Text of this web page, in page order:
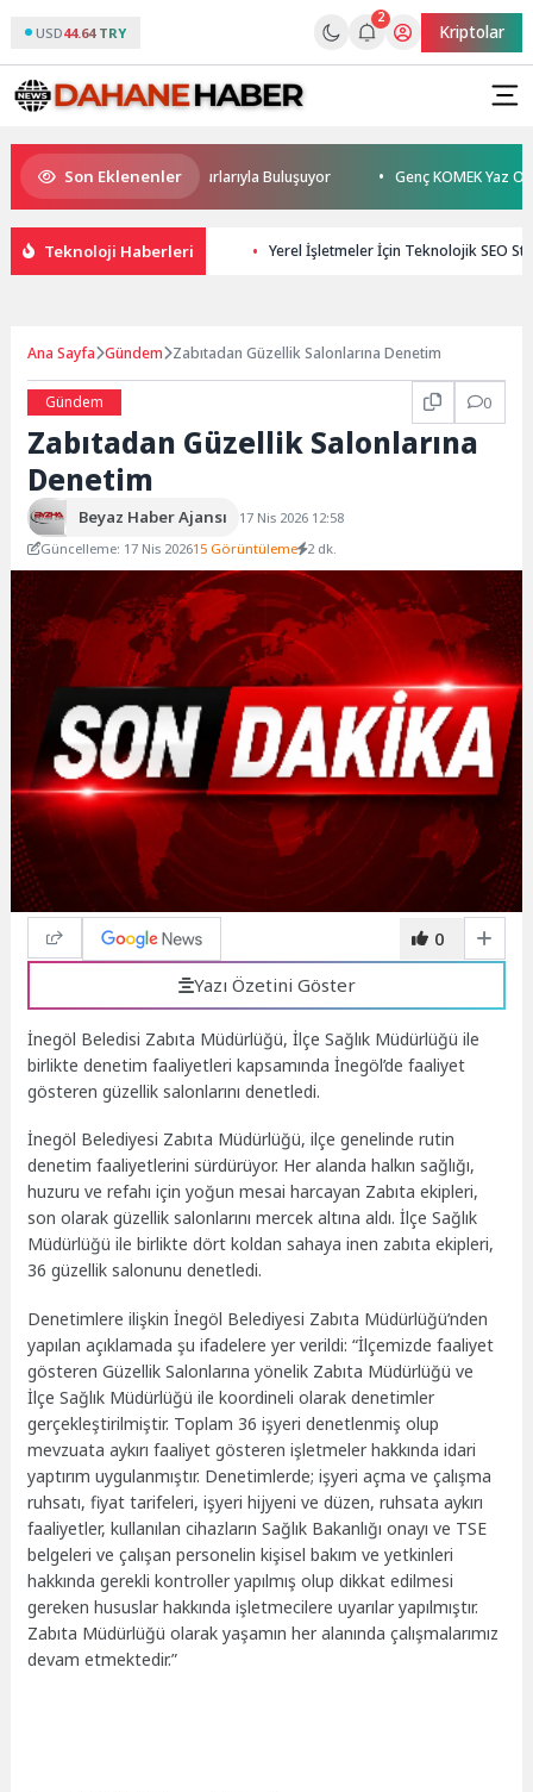
USD44.64 TRY
2
Kriptolar
Son Eklenenler
Sönmez TESAK’ta Okurlarıyla Buluşuyor Genç KOMEK Yaz
Teknoloji Haberleri Yerel İşletmeler İçin Teknolojik SEO
Ana Sayfa Gündem Zabıtadan Güzellik Salonlarına Denetim
Gündem 0
Zabıtadan Güzellik Salonlarına
Denetim
Beyaz Haber Ajansı
17 Nis 2026 12:58
Güncelleme: 17 Nis 202615 Görüntüleme 2 dk.
0
Yazı Özetini Göster
İnegöl Beledisi Zabıta Müdürlüğü, İlçe Sağlık Müdürlüğü ile
birlikte denetim faaliyetleri kapsamında İnegöl’de faaliyet
gösteren güzellik salonlarını denetledi.
İnegöl Belediyesi Zabıta Müdürlüğü, ilçe genelinde rutin
denetim faaliyetlerini sürdürüyor. Her alanda halkın sağlığı,
huzuru ve refahı için yoğun mesai harcayan Zabıta ekipleri,
son olarak güzellik salonlarını mercek altına aldı. İlçe Sağlık
Müdürlüğü ile birlikte dört koldan sahaya inen zabıta ekipleri,
36 güzellik salonunu denetledi.
Denetimlere ilişkin İnegöl Belediyesi Zabıta Müdürlüğü’nden
yapılan açıklamada şu ifadelere yer verildi: “İlçemizde faaliyet
gösteren Güzellik Salonlarına yönelik Zabıta Müdürlüğü ve
İlçe Sağlık Müdürlüğü ile koordineli olarak denetimler
gerçekleştirilmiştir. Toplam 36 işyeri denetlenmiş olup
mevzuata aykırı faaliyet gösteren işletmeler hakkında idari
yaptırım uygulanmıştır. Denetimlerde; işyeri açma ve çalışma
ruhsatı, fiyat tarifeleri, işyeri hijyeni ve düzen, ruhsata aykırı
faaliyetler, kullanılan cihazların Sağlık Bakanlığı onayı ve TSE
belgeleri ve çalışan personelin kişisel bakım ve yetkinleri
hakkında gerekli kontroller yapılmış olup dikkat edilmesi
gereken hususlar hakkında işletmecilere uyarılar yapılmıştır.
Zabıta Müdürlüğü olarak yaşamın her alanında çalışmalarımız
devam etmektedir.”